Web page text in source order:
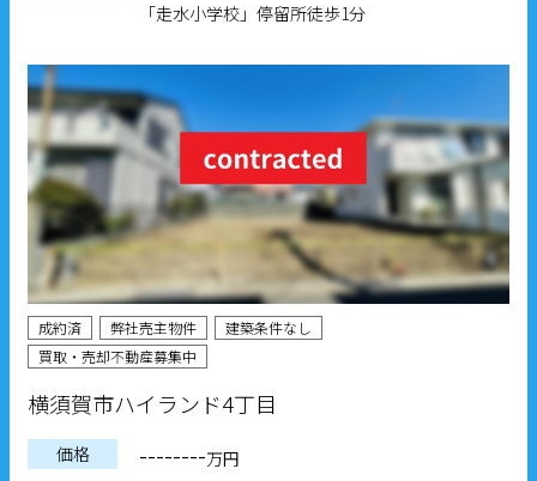
「走水小学校」停留所徒歩1分
成約済 弊社売主物件
建築条件なし
買取・売却不動産募集中
横須賀市ハイランド4丁目
価格 --------万円